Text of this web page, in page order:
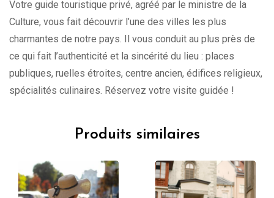
Votre guide touristique privé, agréé par le ministre de la
Culture, vous fait découvrir l’une des villes les plus
charmantes de notre pays. Il vous conduit au plus près de
ce qui fait l’authenticité et la sincérité du lieu : places
publiques, ruelles étroites, centre ancien, édifices religieux,
spécialités culinaires. Réservez votre visite guidée !
Produits similaires